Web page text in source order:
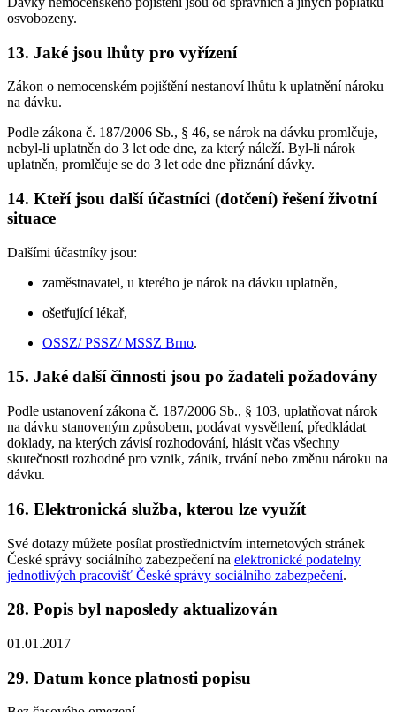
osvobozeny.
13. Jaké jsou lhůty pro vyřízení
Zákon o nemocenském pojištění nestanoví lhůtu k uplatnění nároku
na dávku.
Podle zákona č. 187/2006 Sb., § 46, se nárok na dávku promlčuje,
nebyl-li uplatněn do 3 let ode dne, za který náleží. Byl-li nárok
uplatněn, promlčuje se do 3 let ode dne přiznání dávky.
14. Kteří jsou další účastníci (dotčení) řešení životní
situace
Dalšími účastníky jsou:
zaměstnavatel, u kterého je nárok na dávku uplatněn,
ošetřující lékař,
OSSZ/ PSSZ/ MSSZ Brno.
15. Jaké další činnosti jsou po žadateli požadovány
Podle ustanovení zákona č. 187/2006 Sb., § 103, uplatňovat nárok
na dávku stanoveným způsobem, podávat vysvětlení, předkládat
doklady, na kterých závisí rozhodování, hlásit včas všechny
skutečnosti rozhodné pro vznik, zánik, trvání nebo změnu nároku na
dávku.
16. Elektronická služba, kterou lze využít
Své dotazy můžete posílat prostřednictvím internetových stránek
České správy sociálního zabezpečení na elektronické podatelny
jednotlivých pracovišť České správy sociálního zabezpečení.
28. Popis byl naposledy aktualizován
01.01.2017
29. Datum konce platnosti popisu